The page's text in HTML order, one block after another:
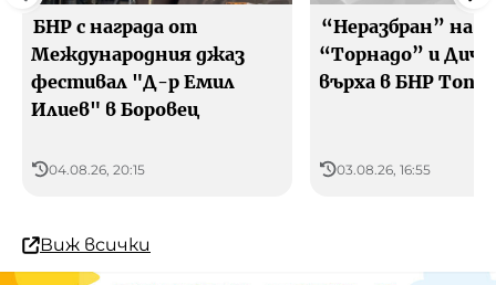
БНР с награда от
Международния джаз
фестивал "Д-р Емил
Илиев" в Боровец
04.08.26, 20:15
“Неразбран” на
“Торнадо” и
върха в БНР Топ
03.08.26, 16:55
Виж всички